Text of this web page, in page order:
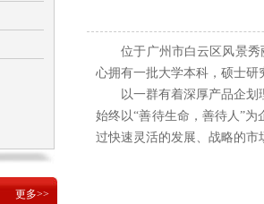
更多>>
位于广州市白云区风景秀丽
心拥有一批大学本科，硕士
以一群有着深厚产品企划理
始终以“善待生命，善待人”
过快速灵活的发展、战略的